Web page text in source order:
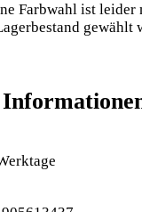
Farbwahl ist
gewählt